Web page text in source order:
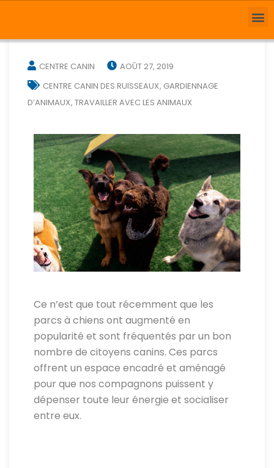
CENTRE CANIN
AOÛT 27, 2019
CENTRE CANIN DES RUISSEAUX, GARDIENNAGE
D’ANIMAUX, TRAVAILLER AVEC LES ANIMAUX
Ce n’est que tout récemment que les
parcs à chiens ont augmenté en
popularité et sont fréquentés par un bon
nombre de citoyens canins. Ces parcs
offrent un espace encadré et aménagé
pour que nos compagnons puissent y
dépenser toute leur énergie et socialiser
entre eux.